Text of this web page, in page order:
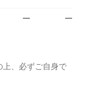
— —
上、必ずご自身で